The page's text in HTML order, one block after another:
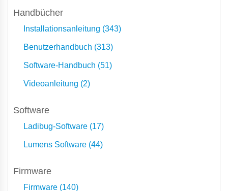
Handbücher
Installationsanleitung (343)
Benutzerhandbuch (313)
Software-Handbuch (51)
Videoanleitung (2)
Software
Ladibug-Software (17)
Lumens Software (44)
Firmware
Firmware (140)